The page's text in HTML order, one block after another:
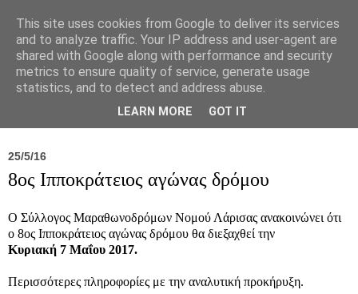
Σύλλογος Ιπποκράτειος
25/5/16
8ος Ιπποκράτειος αγώνας δρόμου
Ο Σύλλογος Μαραθωνοδρόμων Νομού Λάρισας ανακοινώνει ότι
ο 8ος Ιπποκράτειος αγώνας δρόμου θα διεξαχθεί την
Κυριακή 7 Μαΐου 2017.
Περισσότερες πληροφορίες με την αναλυτική προκήρυξη.
This site uses cookies from Google to deliver its services
and to analyze traffic. Your IP address and user-agent are
shared with Google along with performance and security
metrics to ensure quality of service, generate usage
statistics, and to detect and address abuse.
LEARN MORE GOT IT